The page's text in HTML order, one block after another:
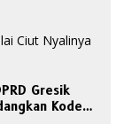
Gresik
Kode